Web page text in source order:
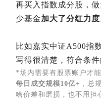
再买入指数成分股，
少基金加大了分红力度
比如嘉实中证A500指
写得很清楚，符合条
*场内需要有股票账户才
每日成交规模10亿+ ，总
啥价差和磨损，也不用担